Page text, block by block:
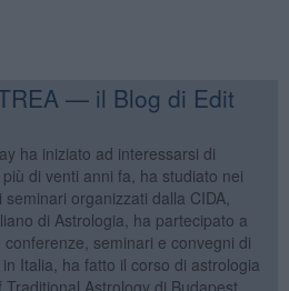
— il Blog di Edit
ha iniziato ad interessarsi di
di venti anni fa, ha studiato nei
seminari organizzati dalla CIDA,
di Astrologia, ha partecipato a
conferenze, seminari e convegni di
Italia, ha fatto il corso di astrologia
Astrology di Budapest,